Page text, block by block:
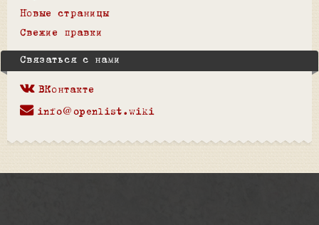
Новые страницы
Свежие правки
Связаться с нами
ВКонтакте
info@openlist.wiki